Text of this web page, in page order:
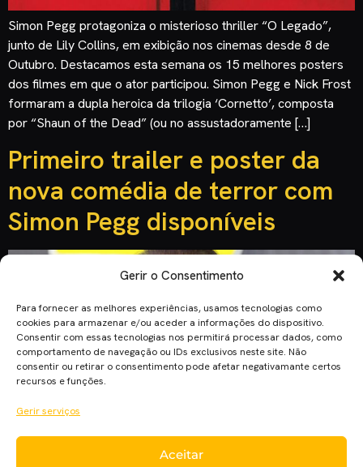
Gerir o Consentimento
Para fornecer as melhores experiências, usamos tecnologias como
cookies para armazenar e/ou aceder a informações do dispositivo.
Consentir com essas tecnologias nos permitirá processar dados, como
comportamento de navegação ou IDs exclusivos neste site. Não
consentir ou retirar o consentimento pode afetar negativamante certos
recursos e funções.
Gerir serviços
Aceitar
Simon Pegg protagoniza o misterioso thriller “O Legado”,
junto de Lily Collins, em exibição nos cinemas desde 8 de
Outubro. Destacamos esta semana os 15 melhores posters
dos filmes em que o ator participou. Simon Pegg e Nick Frost
formaram a dupla heroica da trilogia ‘Cornetto’, composta
por “Shaun of the Dead” (ou no assustadoramente […]
Primeiro trailer e poster da
nova comédia de terror com
Simon Pegg disponíveis
“Slaughterhouse Rulez” é nome do próximo filme